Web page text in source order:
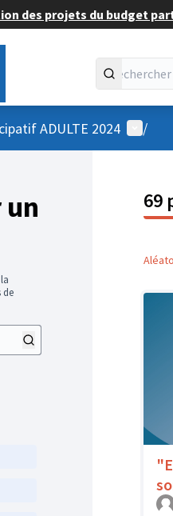
des projets du budget
ADULTE 2024 Menu
/
un
de
69